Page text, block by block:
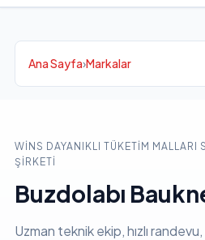
Ana Sayfa›Markalar
WINS DAYANIKLI TÜKETIM MALLARI
ŞIRKETI
Buzdolabı
Uzman teknik ekip, hızlı